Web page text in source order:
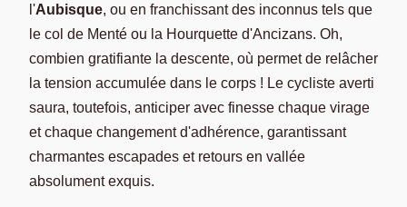
l'Aubisque, ou en franchissant des inconnus tels que
le col de Menté ou la Hourquette d'Ancizans. Oh,
combien gratifiante la descente, où permet de relâcher
la tension accumulée dans le corps ! Le cycliste averti
saura, toutefois, anticiper avec finesse chaque virage
et chaque changement d'adhérence, garantissant
charmantes escapades et retours en vallée
absolument exquis.